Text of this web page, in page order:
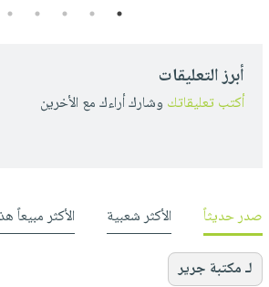
1
2
3
4
5
أبرز التعليقات
أكتب تعليقاتك وشارك أراءك مع الأخرين
صدر حديثاً الأكثر شعبية الأكثر مبيعاً
لـ مكتبة جرير